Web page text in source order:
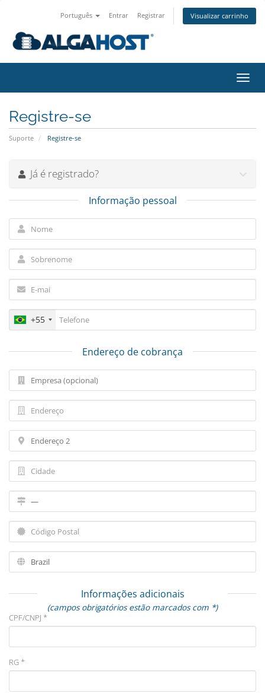
Português Entrar Registrar Visualizar carrinho
Registre-se
Suporte Registre-se
Já é registrado?
Informação pessoal
+55
Endereço de cobrança
Informações adicionais
(campos obrigatórios estão marcados com *)
CPF/CNPJ *
RG *